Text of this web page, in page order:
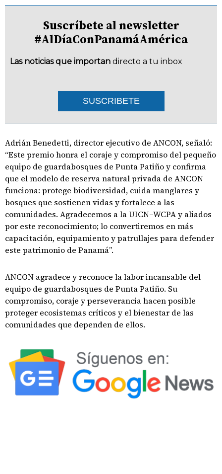
Suscríbete al newsletter
#AlDíaConPanamáAmérica
Las noticias que importan directo a tu inbox
SUSCRIBETE
Adrián Benedetti, director ejecutivo de ANCON, señaló:
“Este premio honra el coraje y compromiso del pequeño
equipo de guardabosques de Punta Patiño y confirma
que el modelo de reserva natural privada de ANCON
funciona: protege biodiversidad, cuida manglares y
bosques que sostienen vidas y fortalece a las
comunidades. Agradecemos a la UICN–WCPA y aliados
por este reconocimiento; lo convertiremos en más
capacitación, equipamiento y patrullajes para defender
este patrimonio de Panamá”.
ANCON agradece y reconoce la labor incansable del
equipo de guardabosques de Punta Patiño. Su
compromiso, coraje y perseverancia hacen posible
proteger ecosistemas críticos y el bienestar de las
comunidades que dependen de ellos.